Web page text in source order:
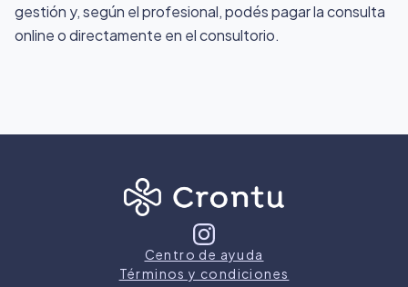
gestión y, según el profesional, podés pagar la consulta
online o directamente en el consultorio.
Centro de ayuda
Términos y condiciones